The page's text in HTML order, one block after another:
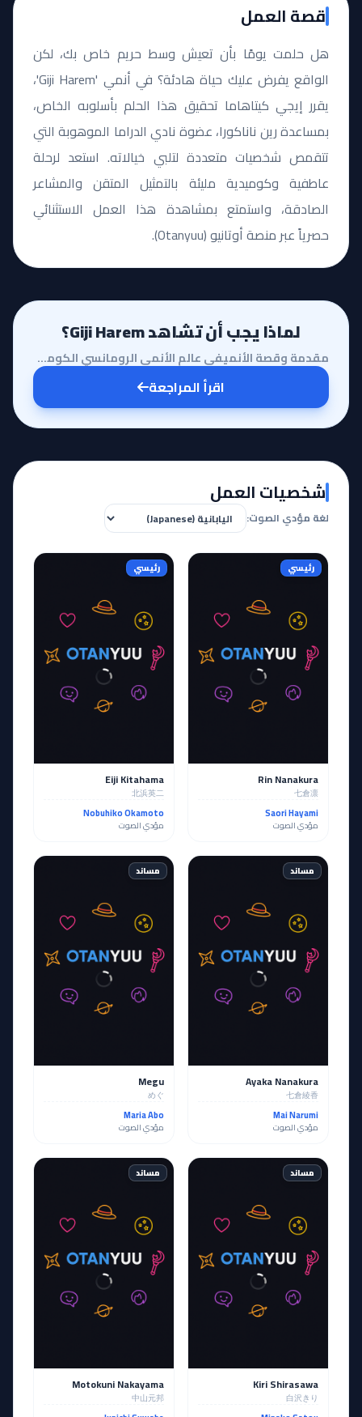
قصة العمل
هل حلمت يومًا بأن تعيش وسط حريم خاص بك، لكن
الواقع يفرض عليك حياة هادئة؟ في أنمي 'Giji Harem'،
يقرر إيجي كيتاهاما تحقيق هذا الحلم بأسلوبه الخاص،
بمساعدة رين ناناكورا، عضوة نادي الدراما الموهوبة التي
تتقمص شخصيات متعددة لتلبي خيالاته. استعد لرحلة
عاطفية وكوميدية مليئة بالتمثيل المتقن والمشاعر
الصادقة، واستمتع بمشاهدة هذا العمل الاستثنائي
حصرياً عبر منصة أوتانيو (Otanyuu).
لماذا يجب أن تشاهد Giji Harem؟
مقدمة وقصة الأنميفي عالم الأنمي الرومانسي الكوميدي، تبرز أعمال نادرة تبتعد عن القوالب النمطية لتقدم ...
اقرأ المراجعة
شخصيات العمل
لغة مؤدي الصوت:
رئيسي
Rin Nanakura
七倉凛
Saori Hayami
مؤدي الصوت
رئيسي
Eiji Kitahama
北浜英二
Nobuhiko Okamoto
مؤدي الصوت
مساند
Ayaka Nanakura
七倉綾香
Mai Narumi
مؤدي الصوت
مساند
Megu
めぐ
Maria Abo
مؤدي الصوت
مساند
Kiri Shirasawa
白沢きり
مساند
Motokuni Nakayama
中山元邦